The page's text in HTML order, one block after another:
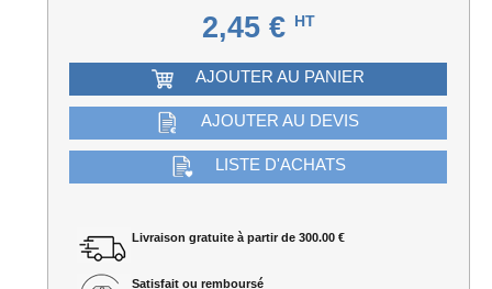
2,45 € HT
AJOUTER AU PANIER
AJOUTER AU DEVIS
LISTE D'ACHATS
Livraison gratuite à partir de 300.00 €
Satisfait ou remboursé